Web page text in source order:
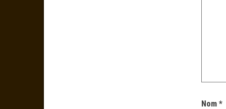
Nom*